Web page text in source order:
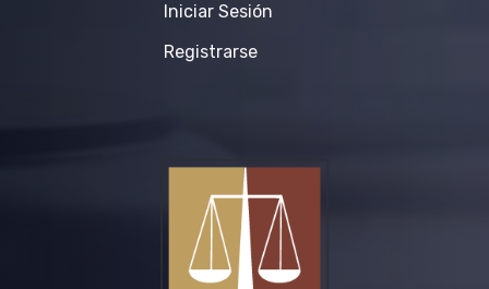
Iniciar Sesión
Registrarse